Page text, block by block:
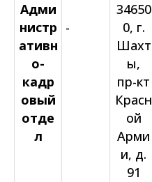
Адми
нистр
ативн
о-
кадр
овый
отде
л
-
34650
0, г.
Шахт
ы,
пр-кт
Красн
ой
Арми
и, д.
91